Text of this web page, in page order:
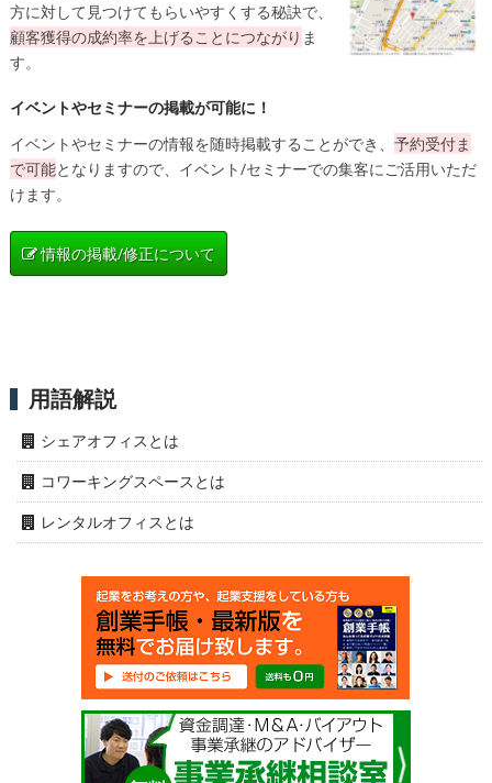
方に対して見つけてもらいやすくする秘訣で、
顧客獲得の成約率を上げることにつながり ま
す。
イベントやセミナーの掲載が可能に！
イベントやセミナーの情報を随時掲載することができ、 予約受付ま
で可能となりますので、イベント/セミナーでの集客にご活用いただ
けます。
情報の掲載/修正について
用語解説
シェアオフィスとは
コワーキングスペースとは
レンタルオフィスとは